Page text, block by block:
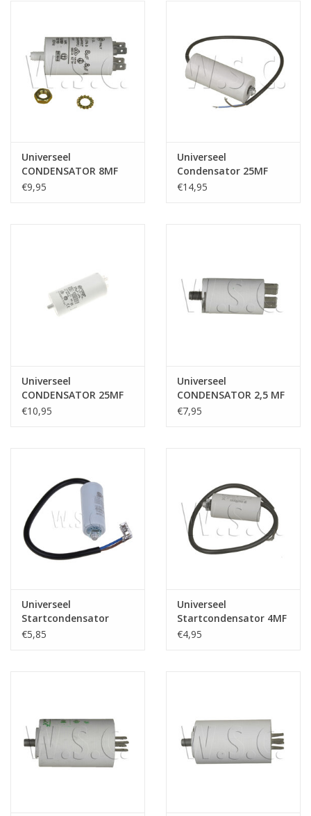
Universeel
CONDENSATOR 8MF
450V
€9,95
Universeel
Condensator 25MF
met draad
€14,95
Universeel
CONDENSATOR 25MF
€10,95
Universeel
CONDENSATOR 2,5 MF
450V
€7,95
Universeel
Startcondensator
3.15MF met draad
€5,85
Universeel
Startcondensator 4MF
met draad
€4,95